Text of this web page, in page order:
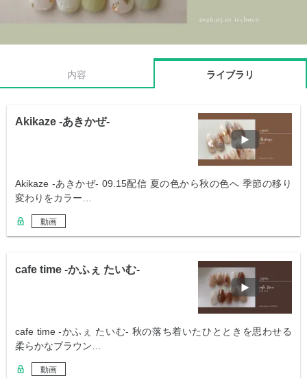
内容 ライブラリ
Akikaze -あきかぜ-
Akikaze -あきかぜ- 09.15配信 夏の色から秋の色へ 季節の移り
変わりをカラー…
動画
cafe time -かふぇ たいむ-
cafe time -かふぇ たいむ- 秋の落ち着いたひとときを思わせる
柔らかなブラウン…
動画